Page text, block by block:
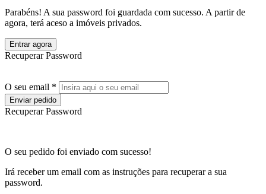
Parabéns! A sua password foi guardada com sucesso. A partir de
agora, terá aceso a imóveis privados.
Entrar agora
Recuperar Password
O seu email *
Enviar pedido
Recuperar Password
O seu pedido foi enviado com sucesso!
Irá receber um email com as instruções para recuperar a sua
password.